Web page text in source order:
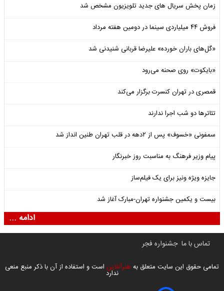
زمان پخش سریال های جدید تلویزیون مشخص شد
فروش ۴۴ میلیاردی سینما در دومین هفته‌ مرداد
«گل‌های باران خورده» علیرضا قربانی شنیدنی شد
«بایکوت» روی صحنه می‌رود
قمصری در تهران کنسرت برگزار می‌کند
تئاترها دو شب اجرا ندارند
سمفونی «خسوف» پس از ۲دهه در قلب تهران طنین انداز شد
پیام وزیر فرهنگ به مناسبت روز خبرنگار
جایزه ویژه ونیز برای یک فیلم‌ساز
بیست و یکمین جشنواره تهران-مبارک آغاز شد
ادامه ...
تماس با ما جشنواره فجر
تمامی حقوق این سایت متعلق به هنرآنلاین است و استفاده از آن با ذکر منبع منعی
ندارد